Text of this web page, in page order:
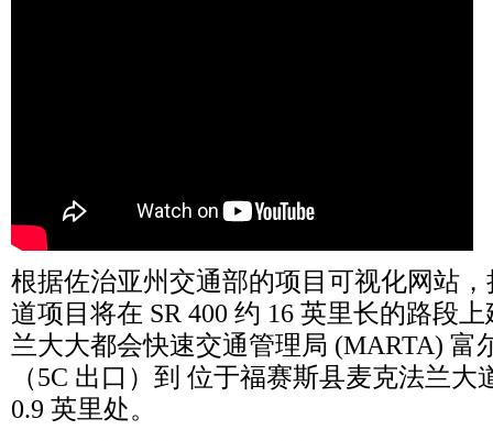
根据佐治亚州交通部的项目可视化网站，
道项目将在 SR 400 约 16 英里长的路段
兰大大都会快速交通管理局 (MARTA) 富
（5C 出口）到 位于福赛斯县麦克法兰大
0.9 英里处。